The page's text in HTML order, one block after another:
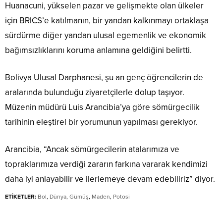
Huanacuni, yükselen pazar ve gelişmekte olan ülkeler
için BRICS’e katılmanın, bir yandan kalkınmayı ortaklaşa
sürdürme diğer yandan ulusal egemenlik ve ekonomik
bağımsızlıklarını koruma anlamına geldiğini belirtti.
Bolivya Ulusal Darphanesi, şu an genç öğrencilerin de
aralarında bulunduğu ziyaretçilerle dolup taşıyor.
Müzenin müdürü Luis Arancibia’ya göre sömürgecilik
tarihinin eleştirel bir yorumunun yapılması gerekiyor.
Arancibia, “Ancak sömürgecilerin atalarımıza ve
topraklarımıza verdiği zararın farkına vararak kendimizi
daha iyi anlayabilir ve ilerlemeye devam edebiliriz” diyor.
ETİKETLER: Bol, Dünya, Gümüş, Maden, Potosi